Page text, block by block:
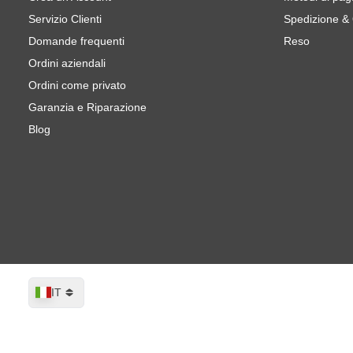
Servizio Clienti
Domande frequenti
Ordini aziendali
Ordini come privato
Garanzia e Riparazione
Blog
Spedizione &
Reso
Lingua
IT